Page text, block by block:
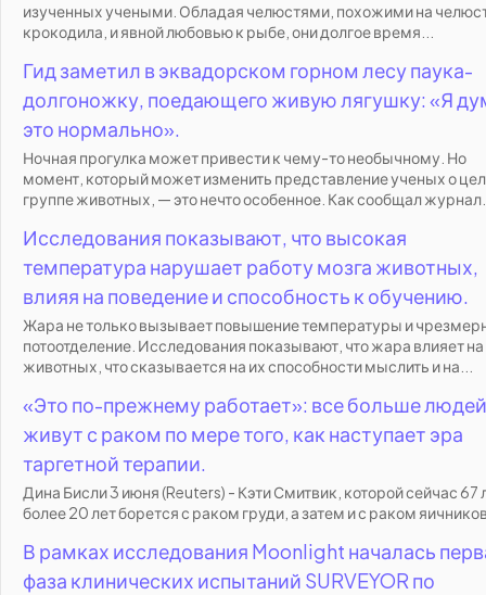
изученных учеными. Обладая челюстями, похожими на
крокодила, и явной любовью к рыбе, они долгое время...
Гид заметил в эквадорском горном лесу паука-
долгоножку, поедающего живую лягушку: «Я
это нормально».
Ночная прогулка может привести к чему-то необычному. Но
момент, который может изменить представление ученых о
группе животных, — это нечто особенное. Как сообщал
Исследования показывают, что высокая
температура нарушает работу мозга животных,
влияя на поведение и способность к обучению.
Жара не только вызывает повышение температуры и
потоотделение. Исследования показывают, что жара влияет
животных, что сказывается на их способности мыслить и на...
«Это по-прежнему работает»: все больше людей
живут с раком по мере того, как наступает эра
таргетной терапии.
Дина Бисли 3 июня (Reuters) - Кэти Смитвик, которой сейчас 67
более 20 лет борется с раком груди, а затем и с раком
В рамках исследования Moonlight началась
фаза клинических испытаний SURVEYOR по